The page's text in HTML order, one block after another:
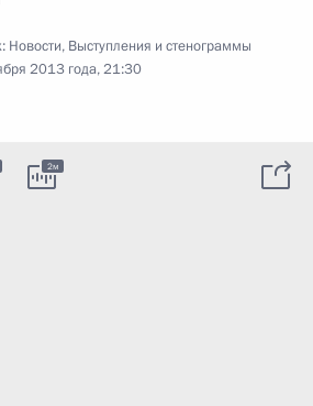
Новости, Выступления и стенограммы
2013 года, 21:30
2м